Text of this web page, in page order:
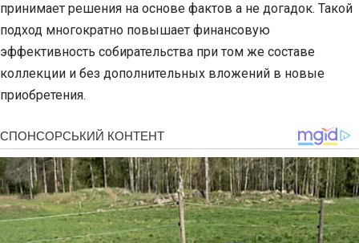
принимает решения на основе фактов а не догадок. Такой
подход многократно повышает финансовую
эффективность собирательства при том же составе
коллекции и без дополнительных вложений в новые
приобретения.